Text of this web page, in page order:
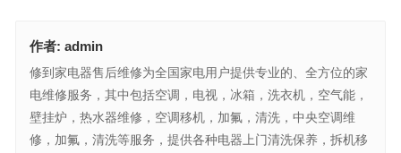
作者: admin
修到家电器售后维修为全国家电用户提供专业的、全方位的家
电维修服务，其中包括空调，电视，冰箱，洗衣机，空气能，
壁挂炉，热水器维修，空调移机，加氟，清洗，中央空调维
修，加氟，清洗等服务，提供各种电器上门清洗保养，拆机移